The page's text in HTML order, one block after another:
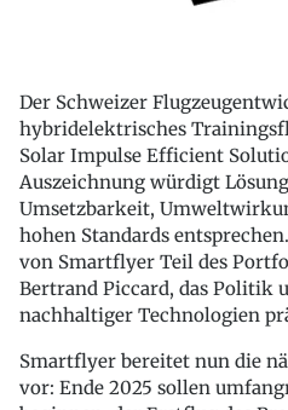
Der Schweizer
hybridelektrisches
Solar Impulse Efficient
Auszeichnung würdigt
Umsetzbarkeit,
hohen Standards
von Smartflyer Teil des
Bertrand Piccard, das Politik
nachhaltiger Technologien
Smartflyer bereitet nun die
vor: Ende 2025 sollen